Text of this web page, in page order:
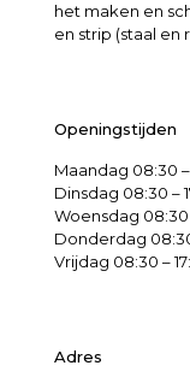
het maken en
en strip (staal en
Openingstijden
Maandag 08:30 –
Dinsdag 08:30 –
Woensdag 08:30
Donderdag
Vrijdag 08:30 –
Adres